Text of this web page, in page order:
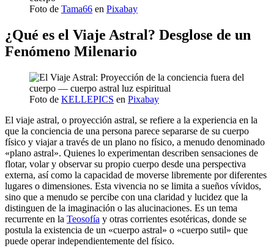
Foto de Tama66 en Pixabay
¿Qué es el Viaje Astral? Desglose de un
Fenómeno Milenario
Foto de KELLEPICS en Pixabay
El viaje astral, o proyección astral, se refiere a la experiencia en la
que la conciencia de una persona parece separarse de su cuerpo
físico y viajar a través de un plano no físico, a menudo denominado
«plano astral». Quienes lo experimentan describen sensaciones de
flotar, volar y observar su propio cuerpo desde una perspectiva
externa, así como la capacidad de moverse libremente por diferentes
lugares o dimensiones. Esta vivencia no se limita a sueños vívidos,
sino que a menudo se percibe con una claridad y lucidez que la
distinguen de la imaginación o las alucinaciones. Es un tema
recurrente en la Teosofía y otras corrientes esotéricas, donde se
postula la existencia de un «cuerpo astral» o «cuerpo sutil» que
puede operar independientemente del físico.